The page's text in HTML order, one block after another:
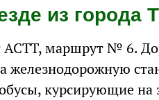
из города
ACTT, маршрут № 6.
железнодорожную
курсирующие